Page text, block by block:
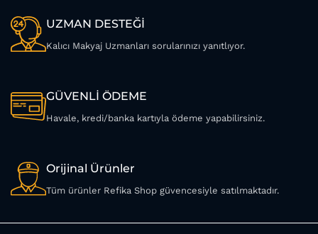
UZMAN DESTEĞİ
Kalıcı Makyaj Uzmanları sorularınızı yanıtlıyor.
GÜVENLİ ÖDEME
Havale, kredi/banka kartıyla ödeme yapabilirsiniz.
Orijinal Ürünler
Tüm ürünler Refika Shop güvencesiyle satılmaktadır.